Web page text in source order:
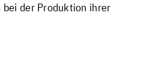
bei der Produktion ihrer